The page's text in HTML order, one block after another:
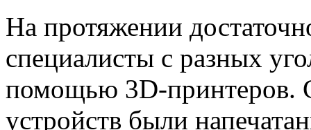
На протяжении
специалисты с разных
помощью 3D-принтеров.
устройств были